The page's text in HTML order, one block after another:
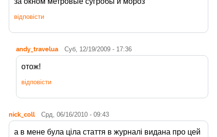
відповісти
andy_travelua Суб, 12/19/2009 - 17:36
отож!
відповісти
nick_coll Срд, 06/16/2010 - 09:43
а в мене була ціла стаття в журналі видана про цей